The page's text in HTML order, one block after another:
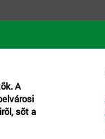
A
sõt a